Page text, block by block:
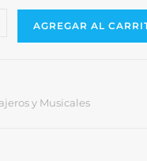
AGREGAR AL
y Musicales